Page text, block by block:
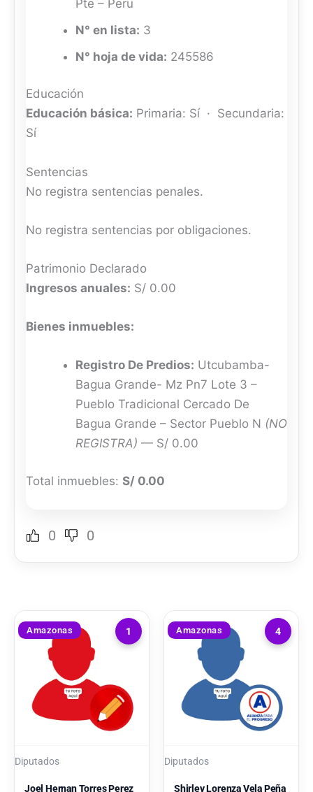
Pte – Peru
N° en lista: 3
N° hoja de vida: 245586
Educación
Educación básica: Primaria: Sí · Secundaria:
Sí
Sentencias
No registra sentencias penales.
No registra sentencias por obligaciones.
Patrimonio Declarado
Ingresos anuales: S/ 0.00
Bienes inmuebles:
Registro De Predios: Utcubamba-
Bagua Grande- Mz Pn7 Lote 3 –
Pueblo Tradicional Cercado De
Bagua Grande – Sector Pueblo N (NO
REGISTRA) — S/ 0.00
Total inmuebles: S/ 0.00
0 0
1
Amazonas
Diputados
Joel Hernan Torres Perez
4
Amazonas
Diputados
Shirley Lorenza Vela Peña